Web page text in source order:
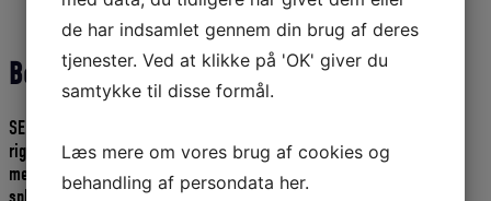
Yderligere information
Beskrivelse
SELMA splejserør i rustfrit stål, som er udviklet af professionelle
riggere, til brug for sejleren og den professionelle som kun arbejder
med det rigtige værktøj, for at opnå et optimalt resultat på sine
de har indsamlet gennem din brug af deres
tjenester. Ved at klikke på 'OK' giver du
samtykke til disse formål.
Læs mere om vores brug af cookies og
behandling af persondata her.